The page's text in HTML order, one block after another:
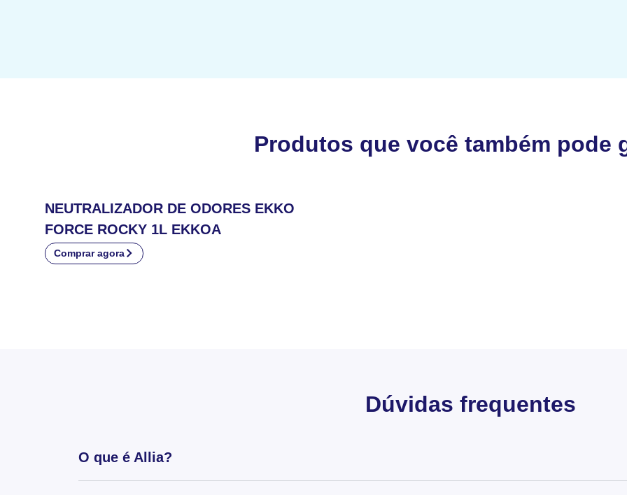
Produtos que você também pode
NEUTRALIZADOR DE ODORES EKKO
FORCE ROCKY 1L EKKOA
Comprar agora
Dúvidas frequentes
O que é Allia?